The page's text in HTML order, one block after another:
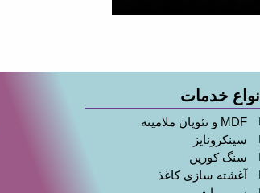
انواع خدمات
MDF و نئوپان ملامینه
سینکرونایز
سنگ کورین
آغشته سازی کاغذ